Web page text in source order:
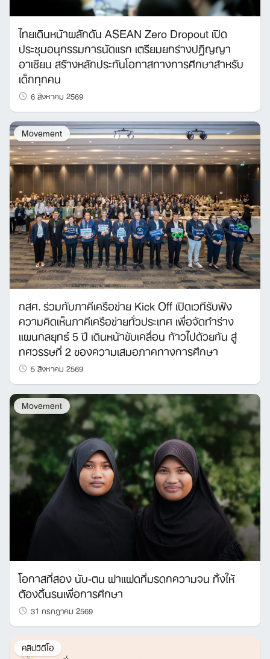
ไทยเดินหน้าผลักดัน ASEAN Zero Dropout เปิด
ประชุมอนุกรรมการนัดแรก เตรียมยกร่างปฏิญญา
อาเซียน สร้างหลักประกันโอกาสทางการศึกษาสำหรับ
เด็กทุกคน
6 สิงหาคม 2569
Movement
กสศ. ร่วมกับภาคีเครือข่าย Kick Off เปิดเวทีรับฟัง
ความคิดเห็นภาคีเครือข่ายทั่วประเทศ เพื่อจัดทำร่าง
แผนกลยุทธ์ 5 ปี เดินหน้าขับเคลื่อน ก้าวไปด้วยกัน สู่
ทศวรรษที่ 2 ของความเสมอภาคทางการศึกษา
5 สิงหาคม 2569
Movement
โอกาสที่สอง นับ-ตน ฝาแฝดที่มรดกความจน ทิ้งให้
ต้องดิ้นรนเพื่อการศึกษา
31 กรกฎาคม 2569
คลิปวิดีโอ